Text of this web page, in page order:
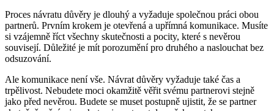
Proces návratu důvěry je dlouhý a vyžaduje společnou práci obou
partnerů. Prvním krokem je otevřená a upřímná komunikace. Musíte
si vzájemně říct všechny skutečnosti a pocity, které s nevěrou
souvisejí. Důležité je mít porozumění pro druhého a naslouchat bez
odsuzování.
Ale komunikace není vše. Návrat důvěry vyžaduje také čas a
trpělivost. Nebudete moci okamžitě věřit svému partnerovi stejně
jako před nevěrou. Budete se muset postupně ujistit, že se partner